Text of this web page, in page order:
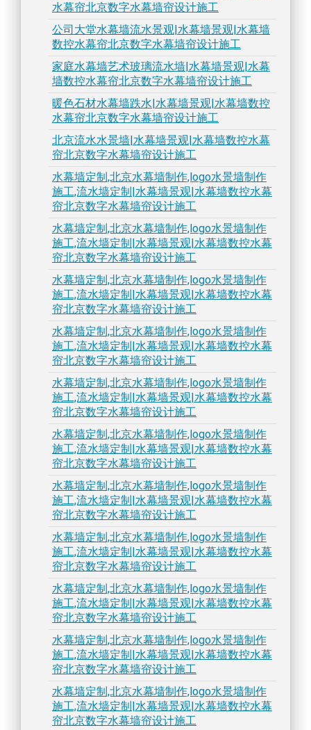
水幕帘北京数字水幕墙帘设计施工
公司大堂水幕墙流水景观|水幕墙景观|水幕墙
数控水幕帘北京数字水幕墙帘设计施工
家庭水幕墙艺术玻璃流水墙|水幕墙景观|水幕
墙数控水幕帘北京数字水幕墙帘设计施工
暖色石材水幕墙跌水|水幕墙景观|水幕墙数控
水幕帘北京数字水幕墙帘设计施工
北京流水水景墙|水幕墙景观|水幕墙数控水幕
帘北京数字水幕墙帘设计施工
水幕墙定制,北京水幕墙制作,logo水景墙制作
施工,流水墙定制|水幕墙景观|水幕墙数控水幕
帘北京数字水幕墙帘设计施工
水幕墙定制,北京水幕墙制作,logo水景墙制作
施工,流水墙定制|水幕墙景观|水幕墙数控水幕
帘北京数字水幕墙帘设计施工
水幕墙定制,北京水幕墙制作,logo水景墙制作
施工,流水墙定制|水幕墙景观|水幕墙数控水幕
帘北京数字水幕墙帘设计施工
水幕墙定制,北京水幕墙制作,logo水景墙制作
施工,流水墙定制|水幕墙景观|水幕墙数控水幕
帘北京数字水幕墙帘设计施工
水幕墙定制,北京水幕墙制作,logo水景墙制作
施工,流水墙定制|水幕墙景观|水幕墙数控水幕
帘北京数字水幕墙帘设计施工
水幕墙定制,北京水幕墙制作,logo水景墙制作
施工,流水墙定制|水幕墙景观|水幕墙数控水幕
帘北京数字水幕墙帘设计施工
水幕墙定制,北京水幕墙制作,logo水景墙制作
施工,流水墙定制|水幕墙景观|水幕墙数控水幕
帘北京数字水幕墙帘设计施工
水幕墙定制,北京水幕墙制作,logo水景墙制作
施工,流水墙定制|水幕墙景观|水幕墙数控水幕
帘北京数字水幕墙帘设计施工
水幕墙定制,北京水幕墙制作,logo水景墙制作
施工,流水墙定制|水幕墙景观|水幕墙数控水幕
帘北京数字水幕墙帘设计施工
水幕墙定制,北京水幕墙制作,logo水景墙制作
施工,流水墙定制|水幕墙景观|水幕墙数控水幕
帘北京数字水幕墙帘设计施工
水幕墙定制,北京水幕墙制作,logo水景墙制作
施工,流水墙定制|水幕墙景观|水幕墙数控水幕
帘北京数字水幕墙帘设计施工